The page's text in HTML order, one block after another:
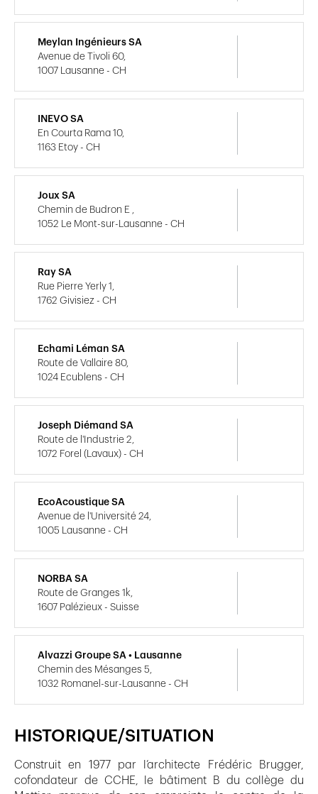
HISTORIQUE/SITUATION
Construit en 1977 par l’architecte Frédéric Brugger,
cofondateur de CCHE, le bâtiment B du collège du
Meylan Ingénieurs SA
Avenue de Tivoli 60,
1007 Lausanne - CH
INEVO SA
En Courta Rama 10,
1163 Etoy - CH
Joux SA
Chemin de Budron E ,
1052 Le Mont-sur-Lausanne - CH
Ray SA
Rue Pierre Yerly 1,
1762 Givisiez - CH
Echami Léman SA
Route de Vallaire 80,
1024 Ecublens - CH
Joseph Diémand SA
Route de l'Industrie 2,
1072 Forel (Lavaux) - CH
EcoAcoustique SA
Avenue de l'Université 24,
1005 Lausanne - CH
NORBA SA
Route de Granges 1k,
1607 Palézieux - Suisse
Alvazzi Groupe SA • Lausanne
Chemin des Mésanges 5,
1032 Romanel-sur-Lausanne - CH